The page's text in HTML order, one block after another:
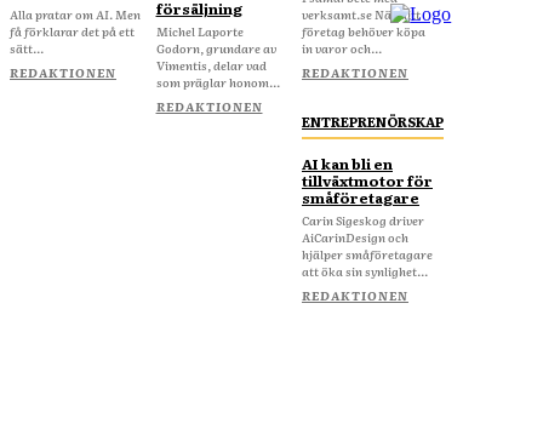
Alla pratar om AI. Men
få förklarar det på ett
sätt...
REDAKTIONEN
försäljning
Michel Laporte
Godorn, grundare av
Vimentis, delar vad
som präglar honom...
REDAKTIONEN
verksamt.se När ditt
företag behöver köpa
in varor och...
REDAKTIONEN
ENTREPRENÖRSKAP
AI kan bli en
tillväxtmotor för
småföretagare
Carin Sigeskog driver
AiCarinDesign och
hjälper småföretagare
att öka sin synlighet...
REDAKTIONEN